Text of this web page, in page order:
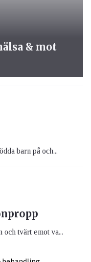
& mot
barn på och...
tvärt emot va...